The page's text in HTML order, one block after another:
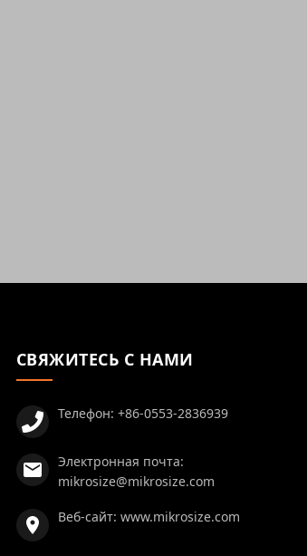
СВЯЖИТЕСЬ С НАМИ
Телефон: +86-0553-2836939
Электронная почта:
mikrosize@mikrosize.com
Веб-сайт: www.mikrosize.com